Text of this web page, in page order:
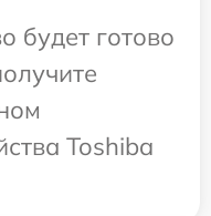
будет готово
Toshiba